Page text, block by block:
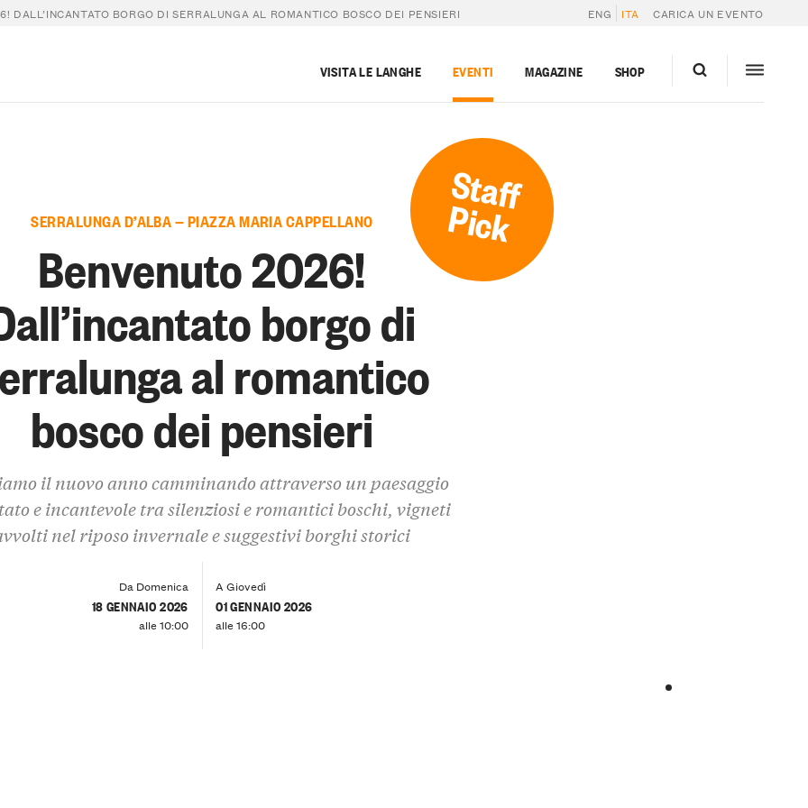
DALL’INCANTATO BORGO DI SERRALUNGA AL ROMANTICO BOSCO DEI PENSIERI ENG ITA CARICA UN EVENTO
VISITA LE LANGHE EVENTI MAGAZINE SHOP
Staff
Pick
SERRALUNGA D’ALBA — PIAZZA MARIA CAPPELLANO
Benvenuto 2026!
borgo di
al romantico
bosco dei pensieri
il nuovo anno camminando attraverso un paesaggio
e incantevole tra silenziosi e romantici boschi, vigneti
nel riposo invernale e suggestivi borghi storici
Da Domenica
18 GENNAIO 2026
alle 10:00
A Giovedì
01 GENNAIO 2026
alle 16:00